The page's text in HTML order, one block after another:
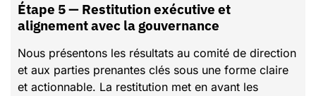
Étape 5 — Restitution exécutive et
alignement avec la gouvernance
Nous présentons les résultats au comité de direction
et aux parties prenantes clés sous une forme claire
et actionnable. La restitution met en avant les